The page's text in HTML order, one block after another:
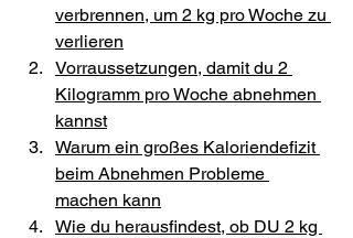
verbrennen, um 2 kg pro Woche zu
verlieren
Vorraussetzungen, damit du 2
Kilogramm pro Woche abnehmen
kannst
Warum ein großes Kaloriendefizit
beim Abnehmen Probleme
machen kann
Wie du herausfindest, ob DU 2 kg